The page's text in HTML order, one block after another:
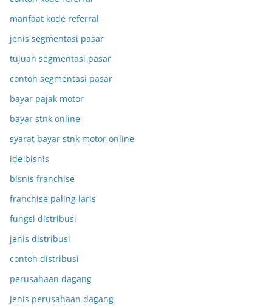
manfaat kode referral
jenis segmentasi pasar
tujuan segmentasi pasar
contoh segmentasi pasar
bayar pajak motor
bayar stnk online
syarat bayar stnk motor online
ide bisnis
bisnis franchise
franchise paling laris
fungsi distribusi
jenis distribusi
contoh distribusi
perusahaan dagang
jenis perusahaan dagang